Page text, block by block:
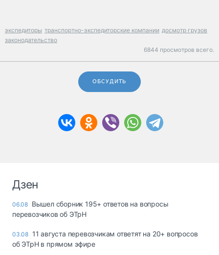
экспедиторы транспортно-экспедиторские компании досмотр грузов
законодательство
6844 просмотров всего.
ОБСУДИТЬ
Дзен
06.08 Вышел сборник 195+ ответов на вопросы
перевозчиков об ЭТрН
03.08 11 августа перевозчикам ответят на 20+ вопросов
об ЭТрН в прямом эфире